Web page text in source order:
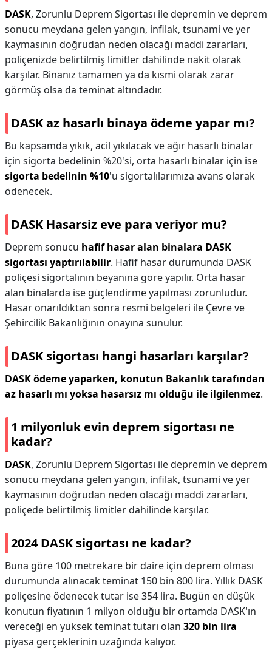
DASK, Zorunlu Deprem Sigortası ile depremin ve deprem
sonucu meydana gelen yangın, infilak, tsunami ve yer
kaymasının doğrudan neden olacağı maddi zararları,
poliçenizde belirtilmiş limitler dahilinde nakit olarak
karşılar. Binanız tamamen ya da kısmi olarak zarar
görmüş olsa da teminat altındadır.
DASK az hasarlı binaya ödeme yapar mı?
Bu kapsamda yıkık, acil yıkılacak ve ağır hasarlı binalar
için sigorta bedelinin %20'si, orta hasarlı binalar için ise
sigorta bedelinin %10'u sigortalılarımıza avans olarak
ödenecek.
DASK Hasarsiz eve para veriyor mu?
Deprem sonucu hafif hasar alan binalara DASK
sigortası yaptırılabilir. Hafif hasar durumunda DASK
poliçesi sigortalının beyanına göre yapılır. Orta hasar
alan binalarda ise güçlendirme yapılması zorunludur.
Hasar onarıldıktan sonra resmi belgeleri ile Çevre ve
Şehircilik Bakanlığının onayına sunulur.
DASK sigortası hangi hasarları karşılar?
DASK ödeme yaparken, konutun Bakanlık tarafından
az hasarlı mı yoksa hasarsız mı olduğu ile ilgilenmez.
1 milyonluk evin deprem sigortası ne
kadar?
DASK, Zorunlu Deprem Sigortası ile depremin ve deprem
sonucu meydana gelen yangın, infilak, tsunami ve yer
kaymasının doğrudan neden olacağı maddi zararları,
poliçede belirtilmiş limitler dahilinde karşılar.
2024 DASK sigortası ne kadar?
Buna göre 100 metrekare bir daire için deprem olması
durumunda alınacak teminat 150 bin 800 lira. Yıllık DASK
poliçesine ödenecek tutar ise 354 lira. Bugün en düşük
konutun fiyatının 1 milyon olduğu bir ortamda DASK'ın
vereceği en yüksek teminat tutarı olan 320 bin lira
piyasa gerçeklerinin uzağında kalıyor.